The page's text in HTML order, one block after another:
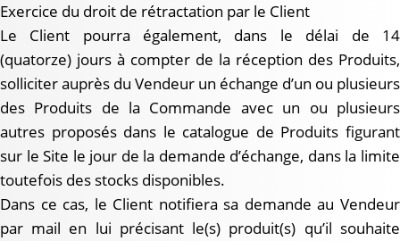
Exercice du droit de rétractation par le Client
Le Client pourra également, dans le délai de 14
(quatorze) jours à compter de la réception des Produits,
solliciter auprès du Vendeur un échange d’un ou plusieurs
des Produits de la Commande avec un ou plusieurs
autres proposés dans le catalogue de Produits figurant
sur le Site le jour de la demande d’échange, dans la limite
toutefois des stocks disponibles.
Dans ce cas, le Client notifiera sa demande au Vendeur
par mail en lui précisant le(s) produit(s) qu’il souhaite